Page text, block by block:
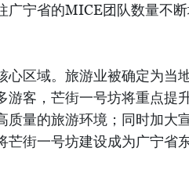
广宁省的MICE团队数量不
区域。旅游业被确定为当
游客，芒街一号坊将重点提
质量的旅游环境；同时加大
芒街一号坊建设成为广宁省